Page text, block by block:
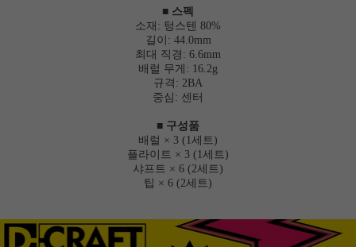
■ 스펙
소재: 텅스텐 80%
길이: 44.0mm
최대 직경: 6.6mm
배럴 무게: 16.2g
규격: 2BA
중심: 센터
■ 구성품
배럴 × 3 (1세트)
플라이트 × 3 (1세트)
샤프트 × 6 (2세트)
팁 × 6 (2세트)